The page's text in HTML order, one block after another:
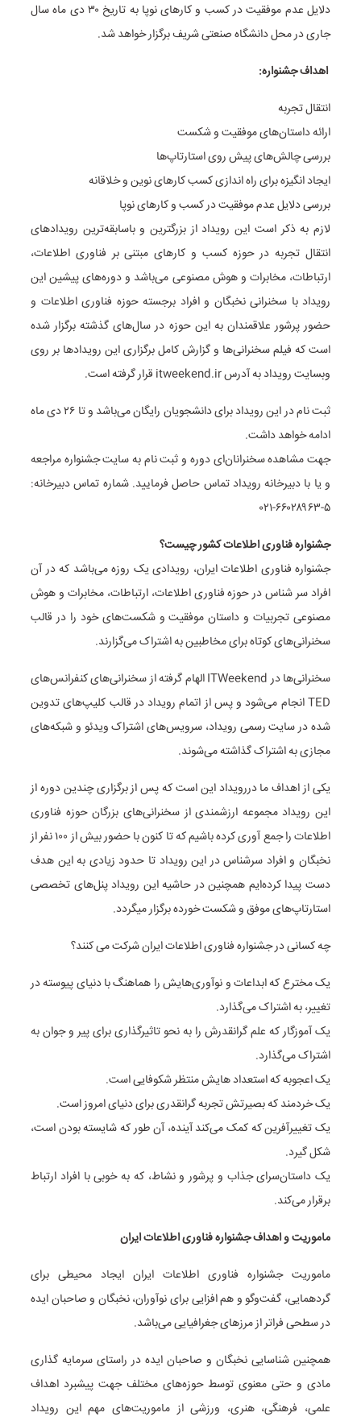
دلایل عدم موفقیت در کسب و کار‌های نوپا به تاریخ ۳۰ دی ماه سال
جاری در محل دانشگاه صنعتی شریف برگزار خواهد شد.
اهداف جشنواره:
انتقال تجربه
ارائه داستان‌های موفقیت و شکست
بررسی چالش‌های پیش روی استارتاپ‌ها
ایجاد انگیزه برای راه اندازی کسب کار‌های نوین و خلاقانه
بررسی دلایل عدم موفقیت در کسب و کار‌های نوپا
لازم به ذکر است این رویداد از بزرگترین و باسابقه‌ترین رویداد‌های
انتقال تجربه در حوزه کسب و کار‌های مبتنی بر فناوری اطلاعات،
ارتباطات، مخابرات و هوش مصنوعی می‌باشد و دوره‌های پیشین این
رویداد با سخنرانی نخبگان و افراد برجسته حوزه فناوری اطلاعات و
حضور پرشور علاقمندان به این حوزه در سال‌های گذشته برگزار شده
است که فیلم سخنرانی‌ها و گزارش کامل برگزاری این رویداد‌ها بر روی
وبسایت رویداد به آدرس itweekend.ir قرار گرفته است.
ثبت نام در این رویداد برای دانشجویان رایگان می‌باشد و تا ۲۶ دی ماه
ادامه خواهد داشت.
جهت مشاهده سخنرانان‌ای دوره و ثبت نام به سایت جشنواره مراجعه
و یا با دبیرخانه رویداد تماس حاصل فرمایید. شماره تماس دبیرخانه:
۵-۶۶۰۲۸۹۶۳-۰۲۱
جشنواره فناوری اطلاعات کشور چیست؟
جشنواره فناوری اطلاعات ایران، رویدادی یک روزه می‌باشد که در آن
افراد سر شناس در حوزه فناوری اطلاعات، ارتباطات، مخابرات و هوش
مصنوعی تجربیات و داستان موفقیت و شکست‌های خود را در قالب
سخنرانی‌های کوتاه برای مخاطبین به اشتراک می‌گزارند.
سخنرانی‌ها در ITWeekend الهام گرفته از سخنرانی‌های کنفرانس‌های
TED انجام می‌شود و پس از اتمام رویداد در قالب کلیپ‌های تدوین
شده در سایت رسمی رویداد، سرویس‌های اشتراک ویدئو و شبکه‌های
مجازی به اشتراک گذاشته می‌شوند.
یکی از اهداف ما دررویداد این است که پس از برگزاری چندین دوره از
این رویداد مجموعه ارزشمندی از سخنرانی‌های بزرگان حوزه فناوری
اطلاعات را جمع آوری کرده باشیم که تا کنون با حضور بیش از ۱۰۰ نفر از
نخبگان و افراد سرشناس در این رویداد تا حدود زیادی به این هدف
دست پیدا کرده‌ایم همچنین در حاشیه این رویداد پنل‌های تخصصی
استارتاپ‌های موفق و شکست خورده برگزار میگردد.
چه کسانی در جشنواره فناوری اطلاعات ایران شرکت می کنند؟
یک مخترع که ابداعات و نوآوری‌هایش را هماهنگ با دنیای پیوسته در
تغییر، به اشتراک می‌گذارد.
یک آموزگار که علم گرانقدرش را به نحو تاثیرگذاری برای پیر و جوان به
اشتراک می‌گذارد.
یک اعجوبه که استعداد هایش منتظر شکوفایی است.
یک خردمند که بصیرتش تجربه گرانقدری برای دنیای امروز است.
یک تغییرآفرین که کمک می‌کند آینده، آن طور که شایسته بودن است،
شکل گیرد.
یک داستان‌سرای جذاب و پرشور و نشاط، که به خوبی با افراد ارتباط
برقرار می‌کند.
ماموریت و اهداف جشنواره فناوری اطلاعات ایران
ماموریت جشنواره فناوری اطلاعات ایران ایجاد محیطی برای
گردهمایی، گفت‌و‌گو و هم افزایی برای نوآوران، نخبگان و صاحبان ایده
در سطحی فراتر از مرز‌های جغرافیایی می‌باشد.
همچنین شناسایی نخبگان و صاحبان ایده در راستای سرمایه گذاری
مادی و حتی معنوی توسط حوزه‌های مختلف جهت پیشبرد اهداف
علمی، فرهنگی، هنری، ورزشی از ماموریت‌های مهم این رویداد